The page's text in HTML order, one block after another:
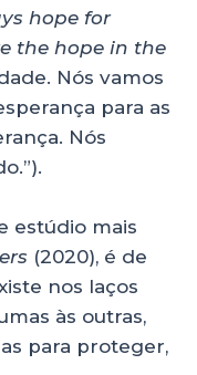
hope for
the hope in the
Nós vamos
para as
Nós
estúdio mais
(2020), é de
nos laços
às outras,
para proteger,